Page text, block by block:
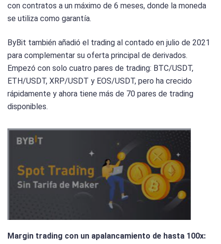
con contratos a un máximo de 6 meses, donde la moneda
se utiliza como garantía.
ByBit también añadió el trading al contado en julio de 2021
para complementar su oferta principal de derivados.
Empezó con solo cuatro pares de trading: BTC/USDT,
ETH/USDT, XRP/USDT y EOS/USDT, pero ha crecido
rápidamente y ahora tiene más de 70 pares de trading
disponibles.
Margin trading con un apalancamiento de hasta 100x: